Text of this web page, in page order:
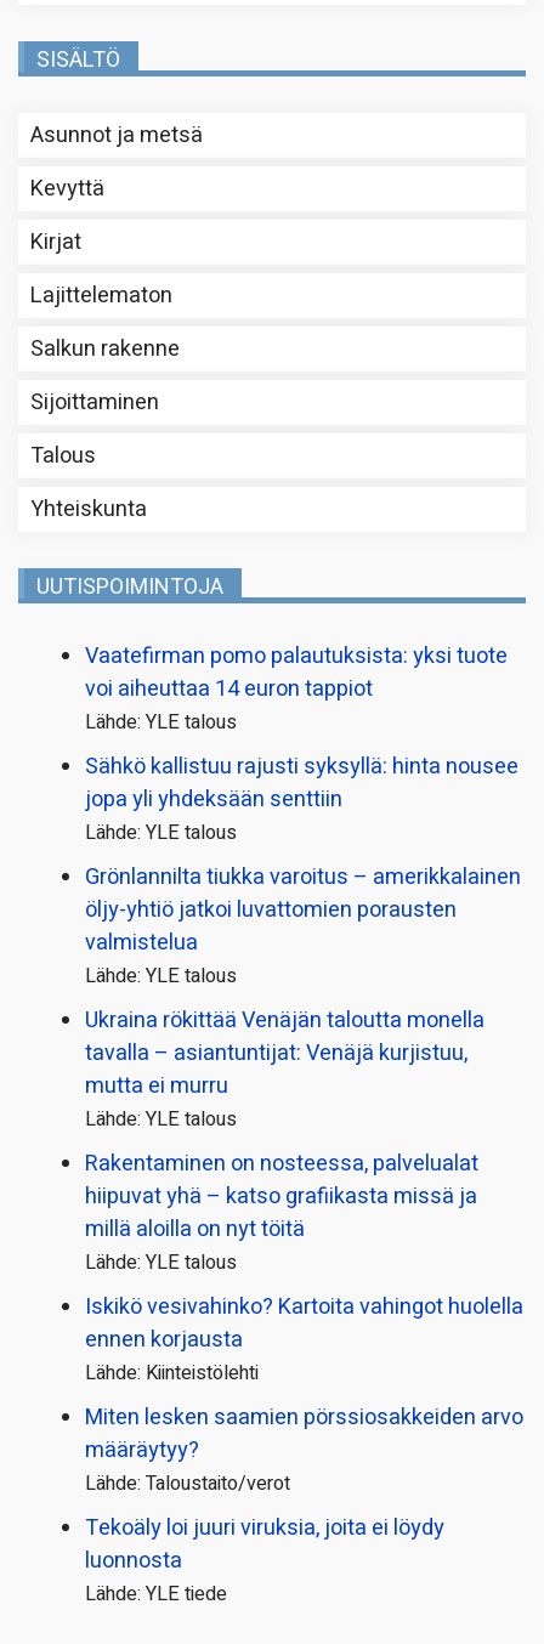
SISÄLTÖ
Asunnot ja metsä
Kevyttä
Kirjat
Lajittelematon
Salkun rakenne
Sijoittaminen
Talous
Yhteiskunta
UUTISPOIMINTOJA
Vaatefirman pomo palautuksista: yksi tuote
voi aiheuttaa 14 euron tappiot
Lähde: YLE talous
Sähkö kallistuu rajusti syksyllä: hinta nousee
jopa yli yhdeksään senttiin
Lähde: YLE talous
Grönlannilta tiukka varoitus – amerikkalainen
öljy-yhtiö jatkoi luvattomien porausten
valmistelua
Lähde: YLE talous
Ukraina rökittää Venäjän taloutta monella
tavalla – asiantuntijat: Venäjä kurjistuu,
mutta ei murru
Lähde: YLE talous
Rakentaminen on nosteessa, palvelualat
hiipuvat yhä – katso grafiikasta missä ja
millä aloilla on nyt töitä
Lähde: YLE talous
Iskikö vesivahinko? Kartoita vahingot huolella
ennen korjausta
Lähde: Kiinteistölehti
Miten lesken saamien pörssi­osakkeiden arvo
määräytyy?
Lähde: Taloustaito/verot
Tekoäly loi juuri viruksia, joita ei löydy
luonnosta
Lähde: YLE tiede